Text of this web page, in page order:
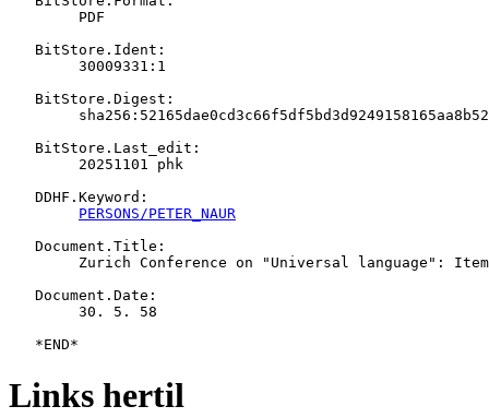
   BitStore.Ident:
   BitStore.Digest:
   BitStore.Last_edit:
   DDHF.Keyword:
PERSONS/PETER_NAUR
   Document.Title:
   Document.Date:
Links hertil